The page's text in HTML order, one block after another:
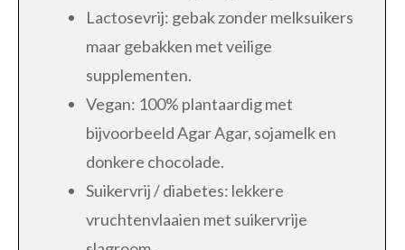
Lactosevrij: gebak zonder melksuikers
maar gebakken met veilige
supplementen.
Vegan: 100% plantaardig met
bijvoorbeeld Agar Agar, sojamelk en
donkere chocolade.
Suikervrij / diabetes: lekkere
vruchtenvlaaien met suikervrije